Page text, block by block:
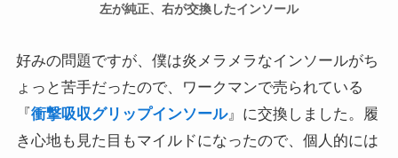
左が純正、右が交換したインソール
好みの問題ですが、僕は炎メラメラなインソールがち
ょっと苦手だったので、ワークマンで売られている
『衝撃吸収グリップインソール』に交換しました。履
き心地も見た目もマイルドになったので、個人的には